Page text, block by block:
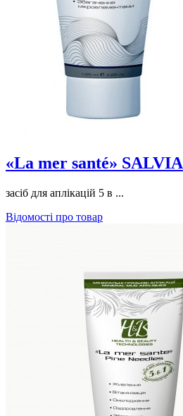
«La mer santé» SALVIA
засіб для аплікацій 5 в ...
Відомості про товар